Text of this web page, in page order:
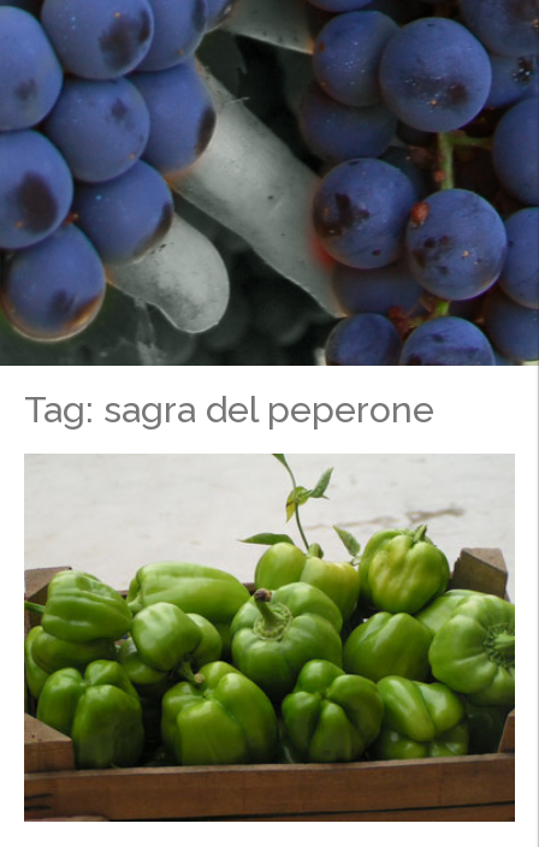
Tag: sagra del peperone